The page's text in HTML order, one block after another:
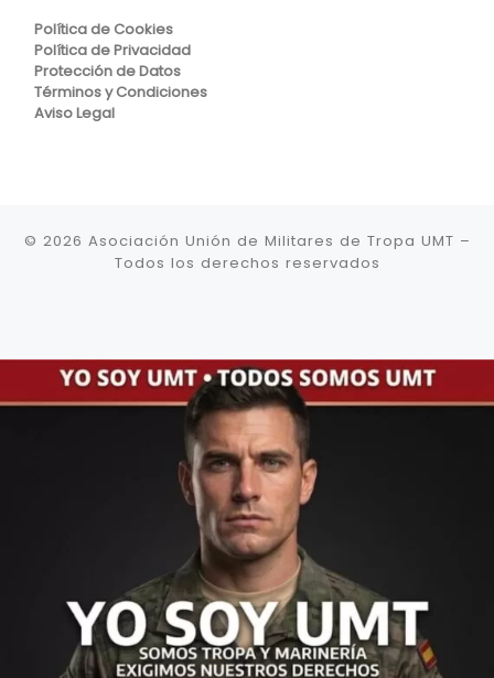
Política de Cookies
Política de Privacidad
Protección de Datos
Términos y Condiciones
Aviso Legal
© 2026 Asociación Unión de Militares de Tropa UMT –
Todos los derechos reservados